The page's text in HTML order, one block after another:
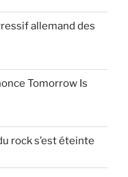
allemand des
Tomorrow Is
rock s’est éteinte